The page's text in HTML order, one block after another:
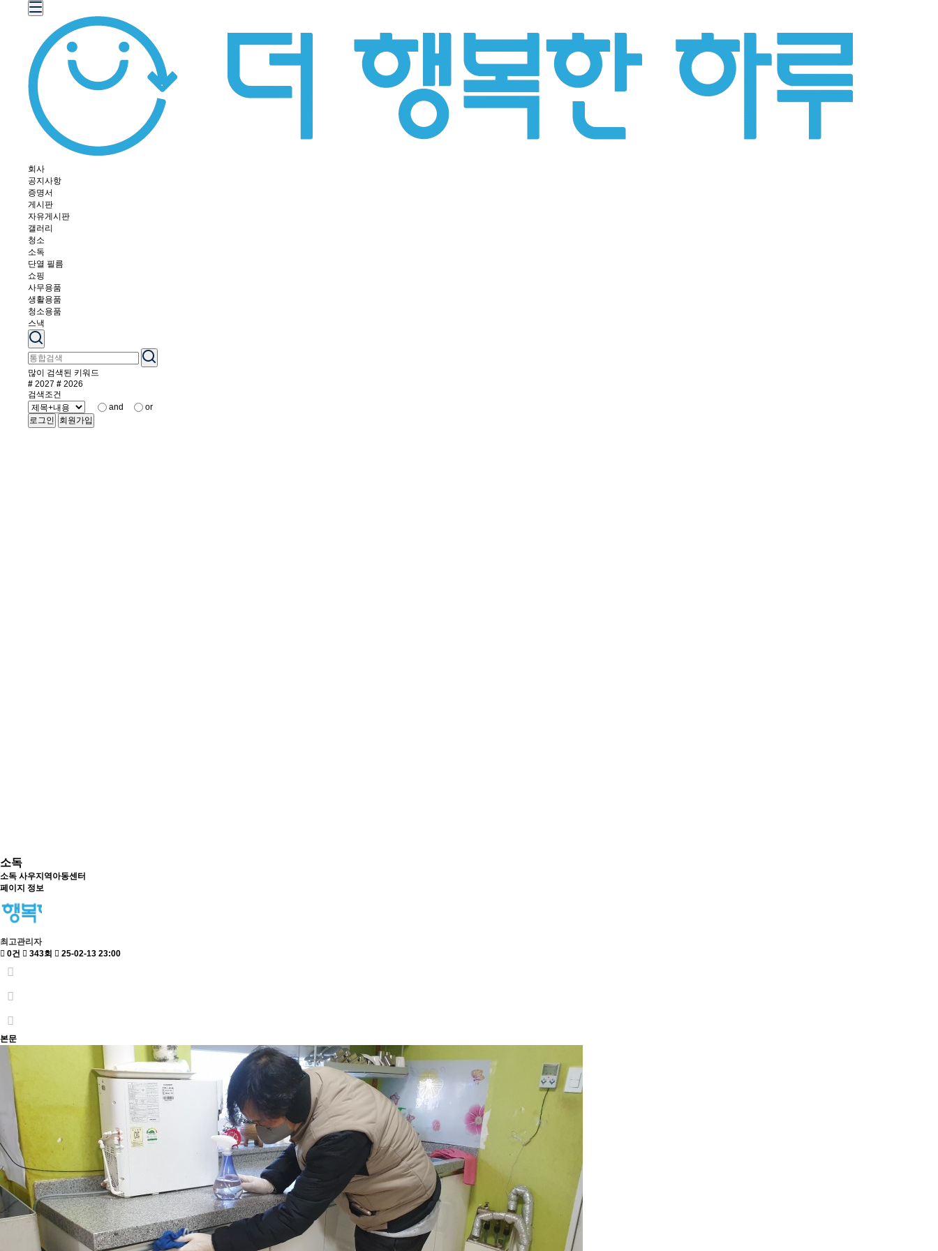
회사
공지사항
증명서
게시판
자유게시판
갤러리
청소
소독
단열 필름
쇼핑
사무용품
생활용품
청소용품
스낵
많이 검색된 키워드
# 2027 # 2026
검색조건
and
or
로그인
회원가입
소독
소독 사우지역아동센터
페이지 정보
최고관리자
0건
343회 25-02-13 23:00
본문